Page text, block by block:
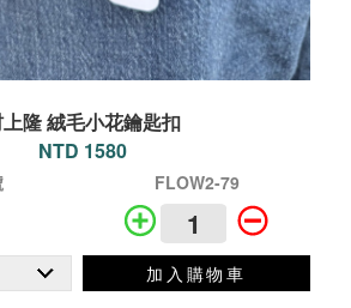
隆 絨毛小花鑰匙扣
NTD 1580
FLOW2-79
加入購物車